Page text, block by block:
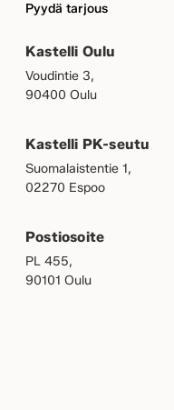
Pyydä tarjous
Kastelli Oulu
Voudintie 3,
90400 Oulu
Kastelli PK-seutu
Suomalaistentie 1,
02270 Espoo
Postiosoite
PL 455,
90101 Oulu